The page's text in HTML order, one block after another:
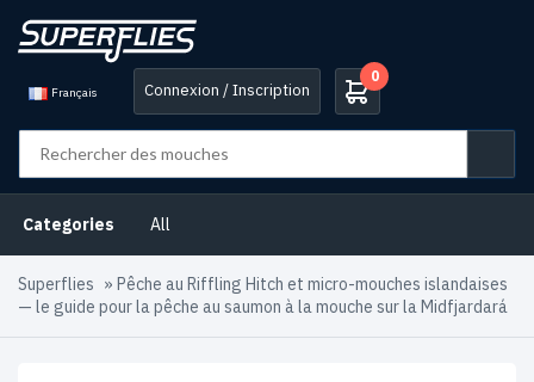
Français Connexion / Inscription
0
Categories All
Superflies » Pêche au Riffling Hitch et micro-mouches islandaises
— le guide pour la pêche au saumon à la mouche sur la Midfjardará